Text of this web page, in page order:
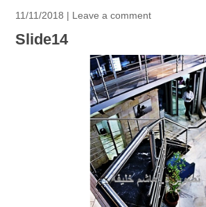
11/11/2018 | Leave a comment
Slide14